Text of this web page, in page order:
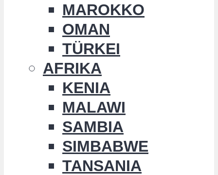
MAROKKO
OMAN
TÜRKEI
AFRIKA
KENIA
MALAWI
SAMBIA
SIMBABWE
TANSANIA